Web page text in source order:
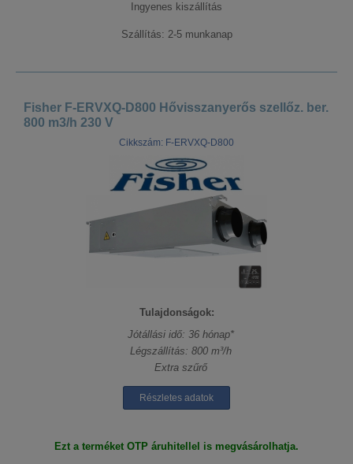
Ingyenes kiszállítás
Szállítás: 2-5 munkanap
Fisher F-ERVXQ-D800 Hővisszanyerős szellőz. ber.
800 m3/h 230 V
Cikkszám: F-ERVXQ-D800
Tulajdonságok:
Jótállási idő: 36 hónap*
Légszállítás: 800 m³/h
Extra szűrő
Részletes adatok
Ezt a terméket OTP áruhitellel is megvásárolhatja.